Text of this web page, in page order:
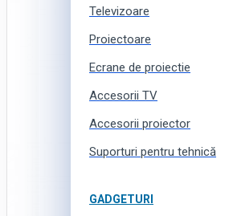
Televizoare
Proiectoare
Ecrane de proiectie
Accesorii TV
Accesorii proiector
Suporturi pentru tehnică
GADGETURI